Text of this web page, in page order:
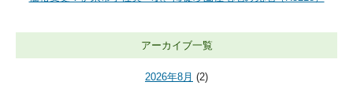
アーカイブ一覧
2026年8月 (2)